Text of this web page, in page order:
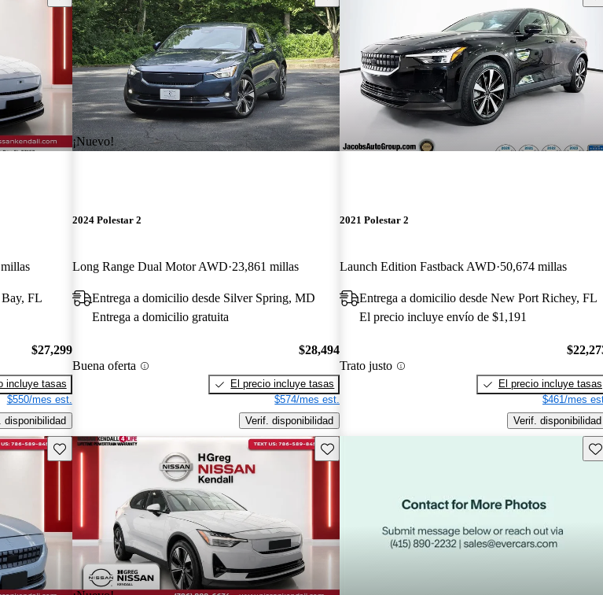
Bay, FL
$27,299
incluye tasas
$550/mes est.
disponibilidad
¡Nuevo!
2024 Polestar 2
Long Range Dual Motor AWD 23,861 millas
Entrega a domicilio desde Silver Spring, MD
Entrega a domicilio gratuita
Buena oferta
$28,494
El precio incluye tasas
$574/mes est.
Verif. disponibilidad
2021 Polestar 2
Launch Edition Fastback AWD 50,674 millas
Entrega a domicilio desde New Port Richey, FL
El precio incluye envío de $1,191
Trato justo
El precio incluye tasas
$461/mes
Verif. disponibilidad
Guarda este Aviso Guarda este Aviso